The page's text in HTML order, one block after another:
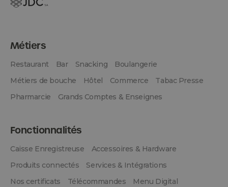
Métiers
Restaurant Bar Snacking
Boulangerie
Métiers de bouche
Hôtel Commerce
Tabac Presse
Pharmarcie
Grands Comptes & Enseignes
Fonctionnalités
Caisse Enregistreuse
Accessoires & Hardware
Produits connectés
Services & Intégrations
Nos certificats
Télécommandes
Menu Digital